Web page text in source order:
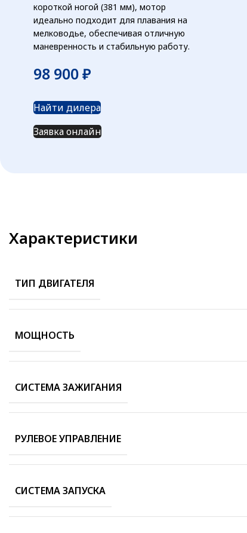
короткой ногой (381 мм), мотор
идеально подходит для плавания на
мелководье, обеспечивая отличную
маневренность и стабильную работу.
₽
Найти дилера
Заявка онлайн
Характеристики
ТИП ДВИГАТЕЛЯ
МОЩНОСТЬ
СИСТЕМА ЗАЖИГАНИЯ
РУЛЕВОЕ УПРАВЛЕНИЕ
СИСТЕМА ЗАПУСКА